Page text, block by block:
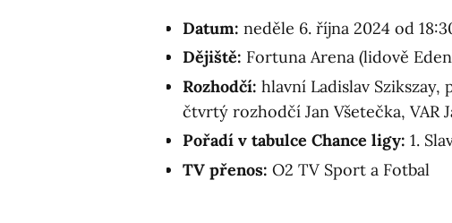
Datum: neděle 6. října 2024 od
Dějiště: Fortuna Arena (lidově
Rozhodčí: hlavní Ladislav Szikszay,
čtvrtý rozhodčí Jan Všetečka, VAR
Pořadí v tabulce Chance ligy: 1.
TV přenos: O2 TV Sport a Fotbal